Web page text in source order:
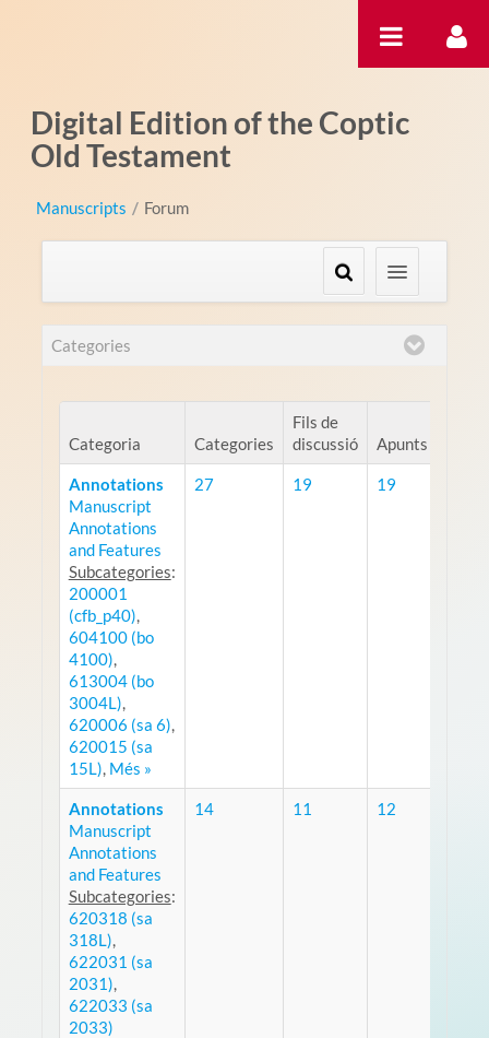
Digital Edition of the Coptic
Old Testament
Manuscripts / Forum
Categories
Categoria Categories
Fils de
discussió
Apunts
Annotations
Manuscript
Annotations
and Features
Subcategories:
200001
(cfb_p40),
604100 (bo
4100),
613004 (bo
3004L),
620006 (sa 6),
620015 (sa
15L), Més »
27 19
19
Annotations
Manuscript
Annotations
and Features
Subcategories:
620318 (sa
318L),
622031 (sa
2031),
622033 (sa
2033)
14 11
12